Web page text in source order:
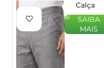
Calça
Eletricista
Profissional
NR10 –
SAIBA
MAIS